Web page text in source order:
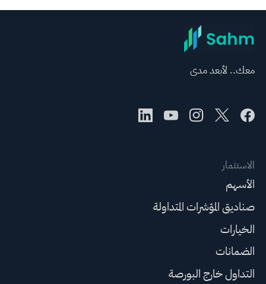
معك.. لأبعد مدى
الاستثمار
الأسهم
صناديق المؤشرات المتداولة
الخيارات
الضمانات
التداول خارج البورصة